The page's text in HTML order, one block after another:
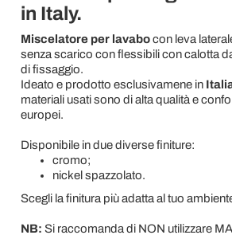
in Italy.
Miscelatore per lavabocon leva
senza scarico con flessibili con calotta
di fissaggio.
Ideato e prodotto esclusivamene in
materiali usati sono di alta qualità e
europei.
Disponibile in due diverse finiture:
cromo;
nickel spazzolato.
Scegli la finitura più adatta al tuo
NB: Si raccomanda di NON utilizzare